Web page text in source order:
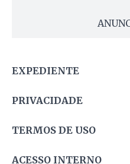
EXPEDIENTE
PRIVACIDADE
TERMOS DE USO
ACESSO INTERNO